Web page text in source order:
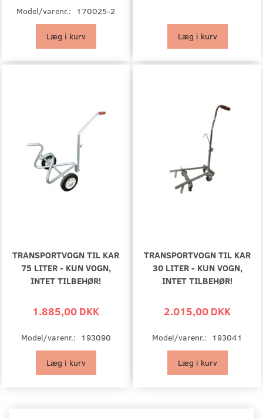
Model/varenr.: 170025-2
Læg i kurv Læg i kurv
TRANSPORTVOGN TIL KAR
75 LITER - KUN VOGN,
INTET TILBEHØR!
1.885,00 DKK
Model/varenr.: 193090
Læg i kurv
TRANSPORTVOGN TIL KAR
30 LITER - KUN VOGN,
INTET TILBEHØR!
2.015,00 DKK
Model/varenr.: 193041
Læg i kurv